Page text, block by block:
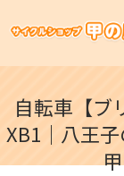
自転車【ブ
XB1｜八王